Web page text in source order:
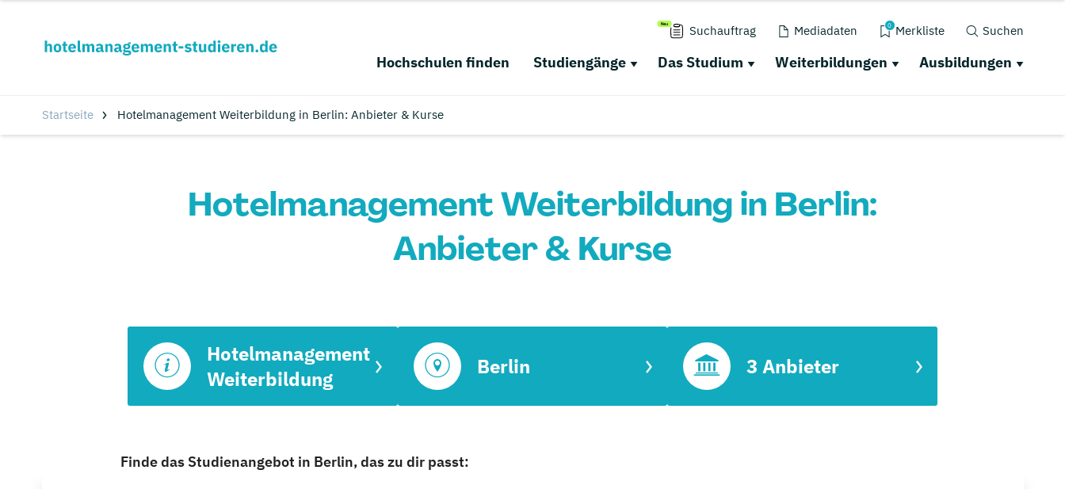
Suchauftrag Mediadaten 0 Merkliste Suchen
Hochschulen finden Studiengänge Das Studium Weiterbildungen Ausbildungen
Startseite Hotelmanagement Weiterbildung in Berlin: Anbieter & Kurse
Hotelmanagement Weiterbildung in Berlin:
Anbieter & Kurse
Hotelmanagement
Weiterbildung
Berlin 3 Anbieter
Finde das Studienangebot in Berlin, das zu dir passt: